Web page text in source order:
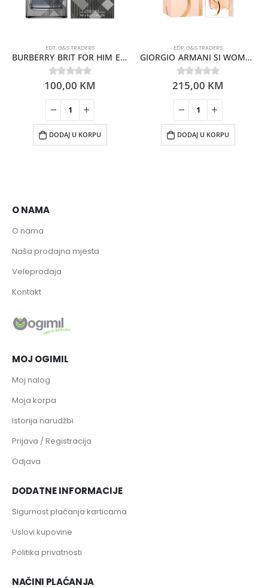
EDT,G&S TRADERS
BURBERRY BRIT FOR HIM EDT 100ML
0out of 5
100,00 KM
DODAJ U KORPU
EDP,G&S TRADERS
GIORGIO ARMANI SI WOMEN EDP 100ML
0out of 5
215,00 KM
DODAJ U KORPU
O NAMA
O nama
Naša prodajna mjesta
Veleprodaja
Kontakt
MOJ OGIMIL
Moj nalog
Moja korpa
Istorija narudžbi
Prijava / Registracija
Odjava
DODATNE INFORMACIJE
Sigurnost plaćanja karticama
Uslovi kupovine
Politika privatnosti
NAČINI PLAĆANJA